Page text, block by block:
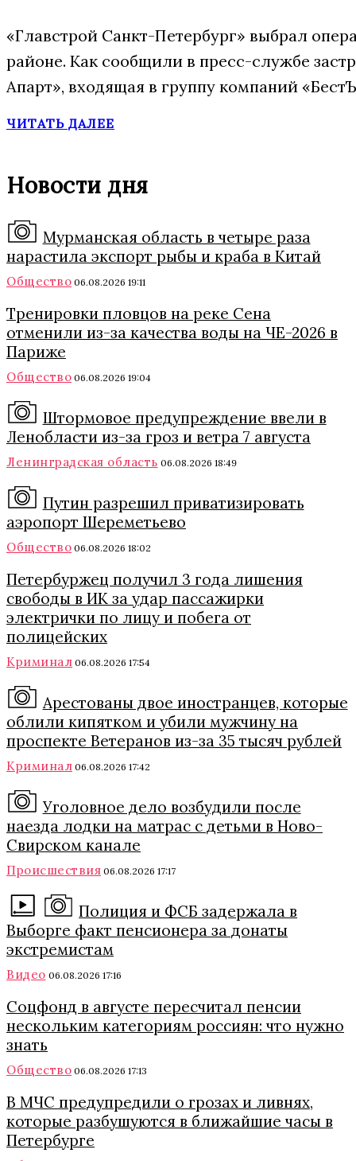
«Главстрой Санкт-Петербург» выбрал
районе. Как сообщили в пресс-службе
Апарт», входящая в группу компаний
ЧИТАТЬ ДАЛЕЕ
Новости дня
Мурманская область в четыре раза
нарастила экспорт рыбы и краба в Китай
Общество 06.08.2026 19:11
Тренировки пловцов на реке Сена
отменили из-за качества воды на ЧЕ-2026 в
Париже
Общество 06.08.2026 19:04
Штормовое предупреждение ввели в
Ленобласти из-за гроз и ветра 7 августа
Ленинградская область 06.08.2026 18:49
Путин разрешил приватизировать
аэропорт Шереметьево
Общество 06.08.2026 18:02
Петербуржец получил 3 года лишения
свободы в ИК за удар пассажирки
электрички по лицу и побега от
полицейских
Криминал 06.08.2026 17:54
Арестованы двое иностранцев, которые
облили кипятком и убили мужчину на
проспекте Ветеранов из-за 35 тысяч рублей
Криминал 06.08.2026 17:42
Уголовное дело возбудили после
наезда лодки на матрас с детьми в Ново-
Свирском канале
Происшествия 06.08.2026 17:17
Полиция и ФСБ задержала в
Выборге факт пенсионера за донаты
экстремистам
Видео 06.08.2026 17:16
Соцфонд в августе пересчитал пенсии
нескольким категориям россиян: что нужно
знать
Общество 06.08.2026 17:13
В МЧС предупредили о грозах и ливнях,
которые разбушуются в ближайшие часы в
Петербурге